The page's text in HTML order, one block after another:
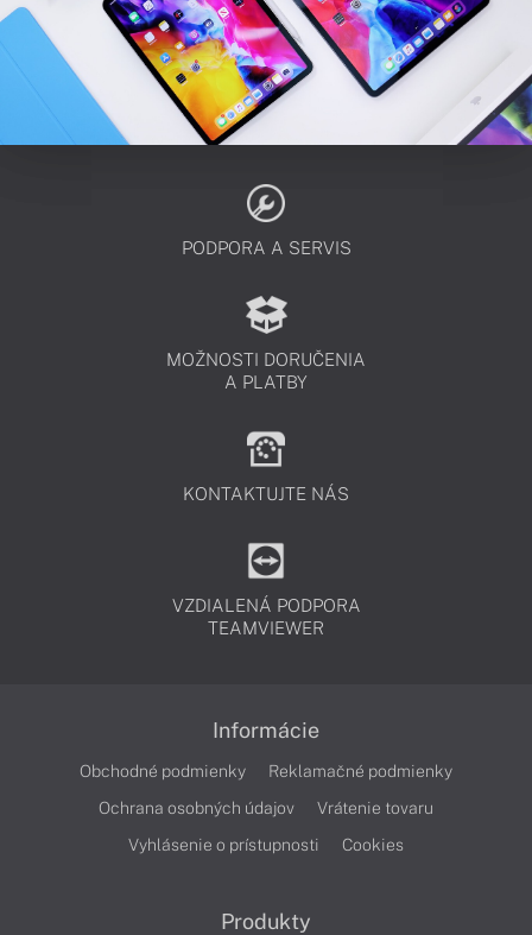
PODPORA A SERVIS
MOŽNOSTI DORUČENIA
A PLATBY
KONTAKTUJTE NÁS
VZDIALENÁ PODPORA
TEAMVIEWER
Informácie
Obchodné podmienky
Reklamačné podmienky
Ochrana osobných údajov
Vrátenie tovaru
Vyhlásenie o prístupnosti
Cookies
Produkty